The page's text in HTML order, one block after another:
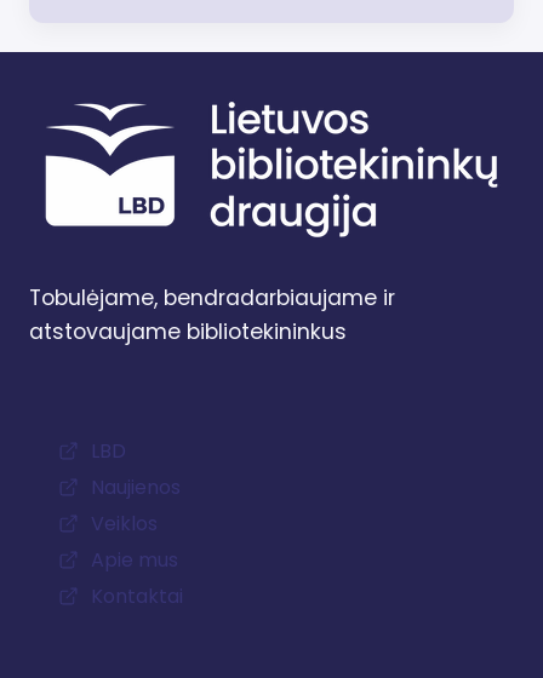
Tobulėjame, bendradarbiaujame ir
atstovaujame bibliotekininkus
LBD
Naujienos
Veiklos
Apie mus
Kontaktai